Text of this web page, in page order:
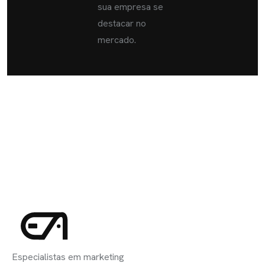
sua empresa se
destacar no
mercado.
Especialistas em marketing